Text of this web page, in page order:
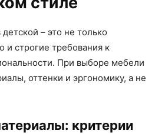
– это не только
и строгие требования к
При выборе мебели
оттенки и эргономику, а не
критерии